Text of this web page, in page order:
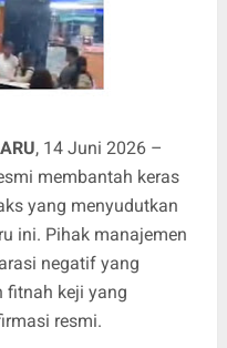
, 14 Juni 2026 –
membantah keras
yang menyudutkan
ini. Pihak manajemen
negatif yang
fitnah keji yang
resmi.